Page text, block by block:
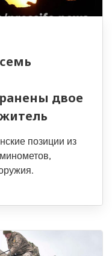
двое
позиции из